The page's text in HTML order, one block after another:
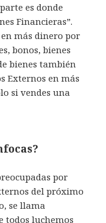
es donde
Financieras”.
más dinero por
bonos, bienes
bienes también
Externos en más
si vendes una
por
del próximo
se llama
todos luchemos